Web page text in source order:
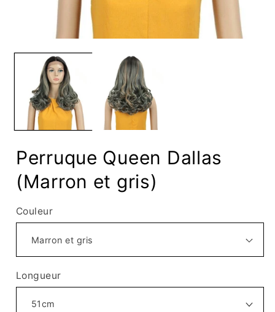
le
fenêtre
modale
Perruque Queen Dallas
(Marron et gris)
Couleur
Longueur